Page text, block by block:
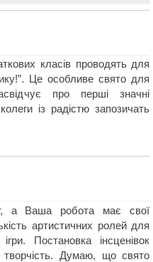
класів проводять для
Це особливе свято для
про перші значні
із радістю запозичать
а Ваша робота має свої
артистичних ролей для
Постановка інсценівок
творчість. Думаю, що свято